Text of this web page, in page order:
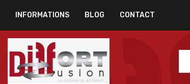
INFORMATIONS BLOG CONTACT